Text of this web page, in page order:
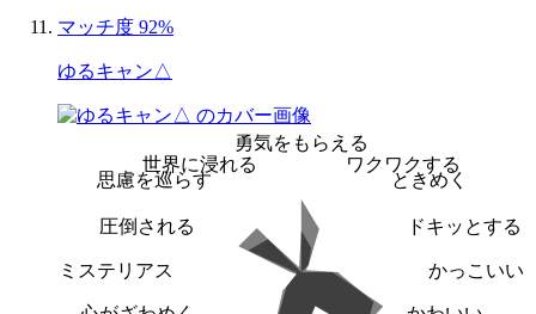
マッチ度 92%
ゆるキャン△
勇気をもらえる
ワクワクする
ときめく
ドキッとする
かっこいい
ミステリアス
圧倒される
思慮を巡らす
世界に浸れる